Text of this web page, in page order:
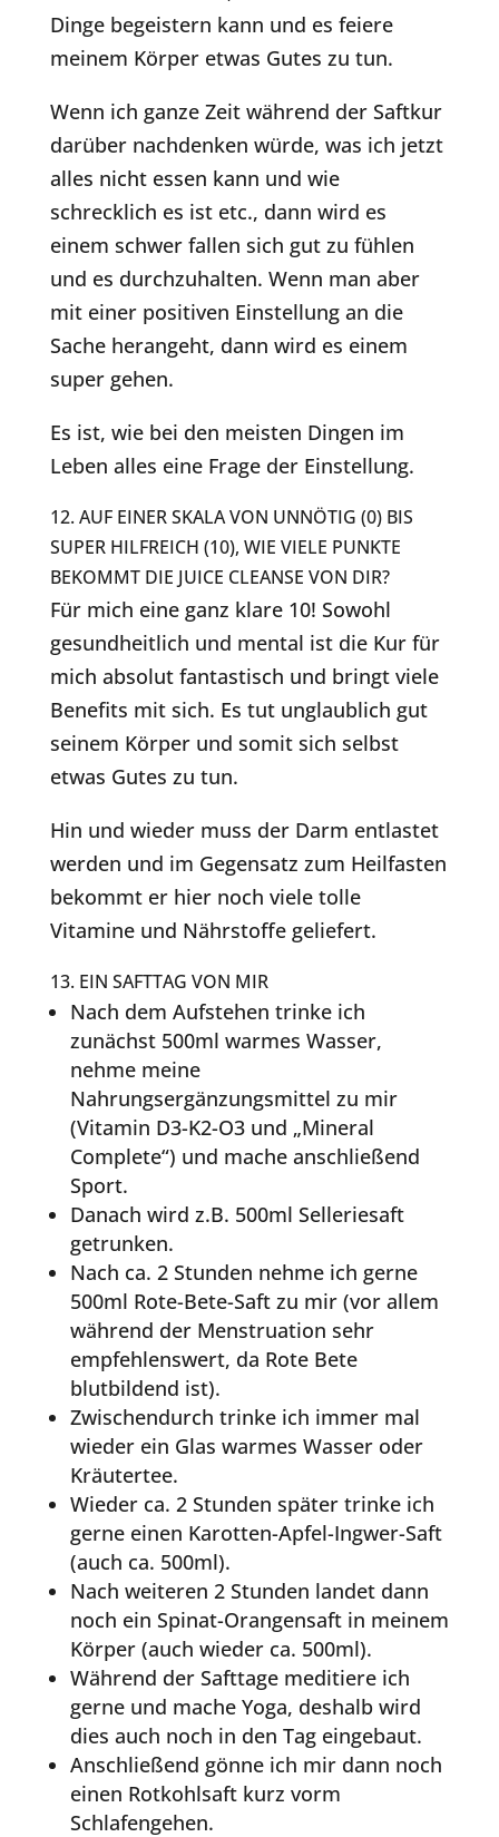
Dinge begeistern kann und es feiere
meinem Körper etwas Gutes zu tun.
Wenn ich ganze Zeit während der Saftkur
darüber nachdenken würde, was ich jetzt
alles nicht essen kann und wie
schrecklich es ist etc., dann wird es
einem schwer fallen sich gut zu fühlen
und es durchzuhalten. Wenn man aber
mit einer positiven Einstellung an die
Sache herangeht, dann wird es einem
super gehen.
Es ist, wie bei den meisten Dingen im
Leben alles eine Frage der Einstellung.
12. AUF EINER SKALA VON UNNÖTIG (0) BIS
SUPER HILFREICH (10), WIE VIELE PUNKTE
BEKOMMT DIE JUICE CLEANSE VON DIR?
Für mich eine ganz klare 10! Sowohl
gesundheitlich und mental ist die Kur für
mich absolut fantastisch und bringt viele
Benefits mit sich. Es tut unglaublich gut
seinem Körper und somit sich selbst
etwas Gutes zu tun.
Hin und wieder muss der Darm entlastet
werden und im Gegensatz zum Heilfasten
bekommt er hier noch viele tolle
Vitamine und Nährstoffe geliefert.
13. EIN SAFTTAG VON MIR
Nach dem Aufstehen trinke ich
zunächst 500ml warmes Wasser,
nehme meine
Nahrungsergänzungsmittel zu mir
(Vitamin D3-K2-O3 und „Mineral
Complete“) und mache anschließend
Sport.
Danach wird z.B. 500ml Selleriesaft
getrunken.
Nach ca. 2 Stunden nehme ich gerne
500ml Rote-Bete-Saft zu mir (vor allem
während der Menstruation sehr
empfehlenswert, da Rote Bete
blutbildend ist).
Zwischendurch trinke ich immer mal
wieder ein Glas warmes Wasser oder
Kräutertee.
Wieder ca. 2 Stunden später trinke ich
gerne einen Karotten-Apfel-Ingwer-Saft
(auch ca. 500ml).
Nach weiteren 2 Stunden landet dann
noch ein Spinat-Orangensaft in meinem
Körper (auch wieder ca. 500ml).
Während der Safttage meditiere ich
gerne und mache Yoga, deshalb wird
dies auch noch in den Tag eingebaut.
Anschließend gönne ich mir dann noch
einen Rotkohlsaft kurz vorm
Schlafengehen.